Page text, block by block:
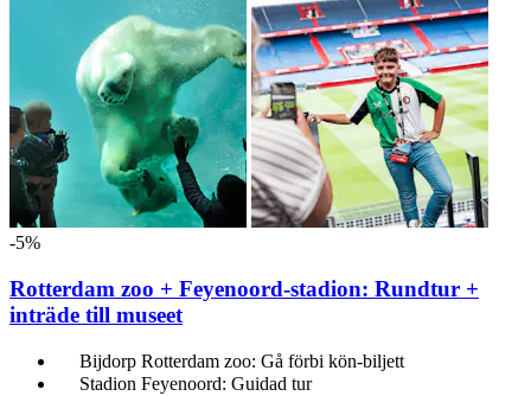
-5%
Rotterdam zoo + Feyenoord-stadion: Rundtur +
inträde till museet
Bijdorp Rotterdam zoo: Gå förbi kön-biljett
Stadion Feyenoord: Guidad tur